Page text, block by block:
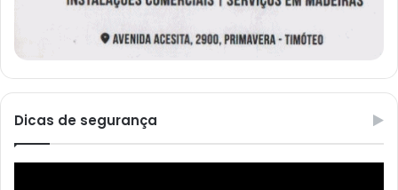
Dicas de segurança